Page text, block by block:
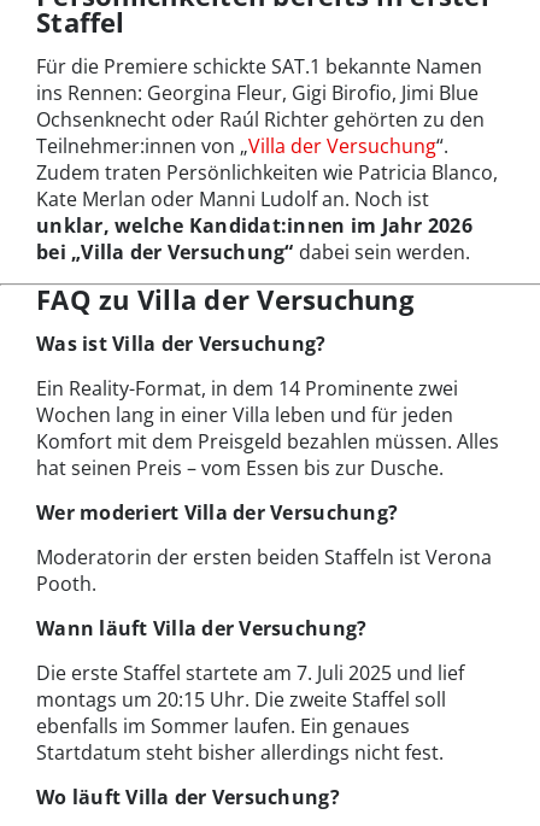
Staffel
Für die Premiere schickte SAT.1 bekannte Namen
ins Rennen: Georgina Fleur, Gigi Birofio, Jimi Blue
Ochsenknecht oder Raúl Richter gehörten zu den
Teilnehmer:innen von „Villa der Versuchung“.
Zudem traten Persönlichkeiten wie Patricia Blanco,
Kate Merlan oder Manni Ludolf an. Noch ist
unklar, welche Kandidat:innen im Jahr 2026
bei „Villa der Versuchung“ dabei sein werden.
FAQ zu Villa der Versuchung
Was ist Villa der Versuchung?
Ein Reality-Format, in dem 14 Prominente zwei
Wochen lang in einer Villa leben und für jeden
Komfort mit dem Preisgeld bezahlen müssen. Alles
hat seinen Preis – vom Essen bis zur Dusche.
Wer moderiert Villa der Versuchung?
Moderatorin der ersten beiden Staffeln ist Verona
Pooth.
Wann läuft Villa der Versuchung?
Die erste Staffel startete am 7. Juli 2025 und lief
montags um 20:15 Uhr. Die zweite Staffel soll
ebenfalls im Sommer laufen. Ein genaues
Startdatum steht bisher allerdings nicht fest.
Wo läuft Villa der Versuchung?